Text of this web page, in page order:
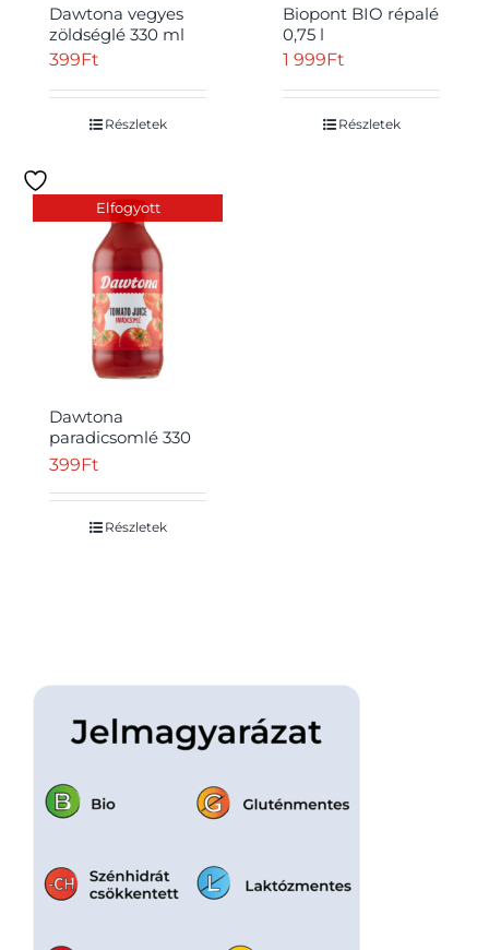
Dawtona vegyes
zöldséglé 330 ml
399Ft
Részletek
Biopont BIO répalé
0,75 l
1 999Ft
Részletek
Elfogyott
Dawtona
paradicsomlé 330
ml
399Ft
Részletek